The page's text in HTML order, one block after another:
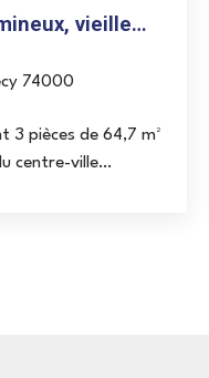
vieille
74000
3 pièces de 64,7 m²
centre-ville